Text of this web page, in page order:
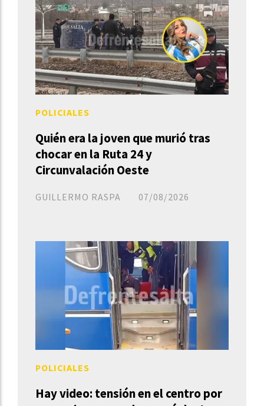
Quién era la joven que murió tras
chocar en la Ruta 24 y
Circunvalación Oeste
GUILLERMO RASPA
POLICIALES
07/08/2026
Hay video: tensión en el centro por
POLICIALES